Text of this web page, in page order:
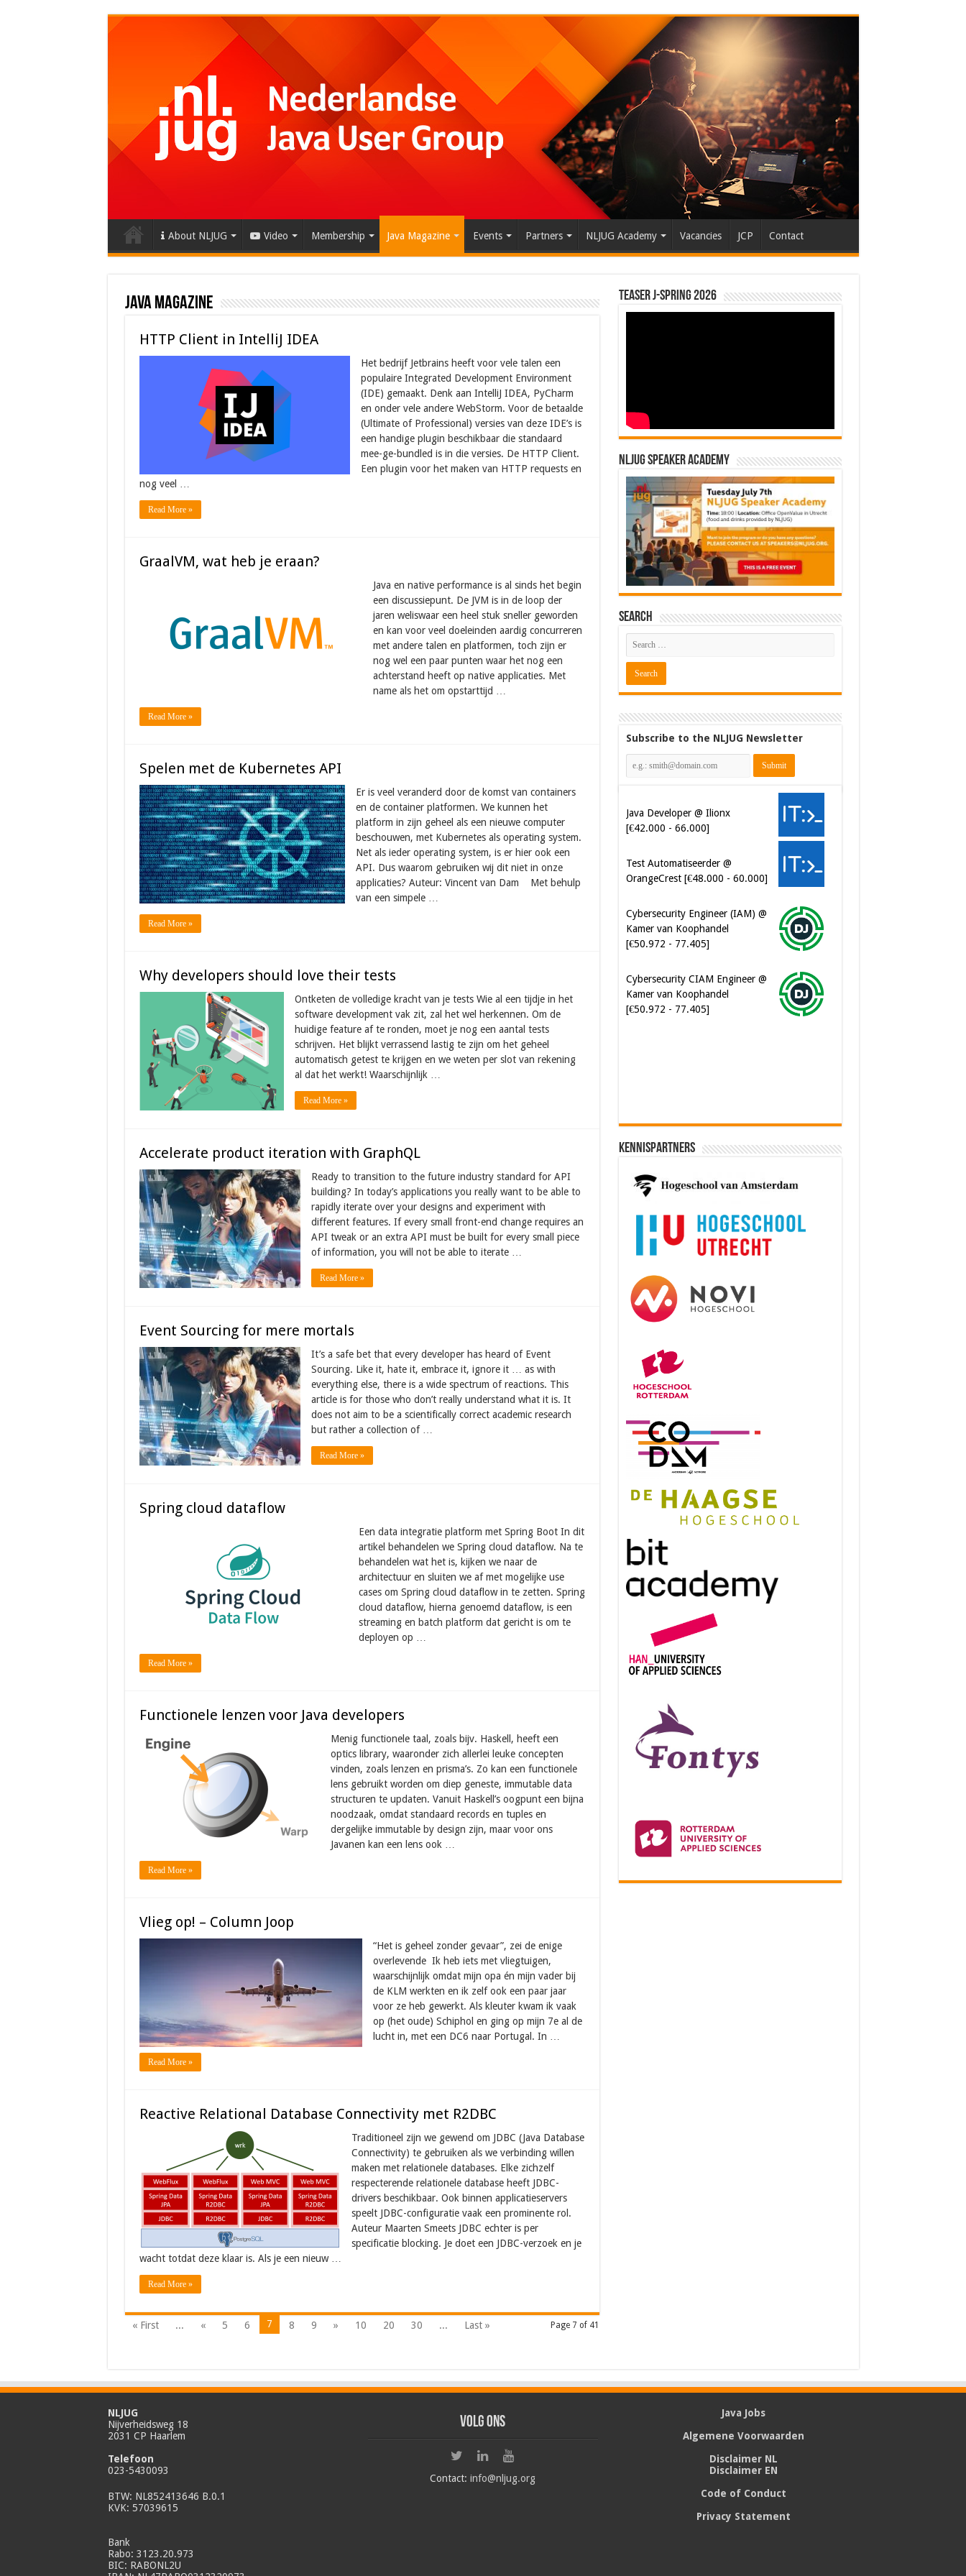
About NLJUG Video Membership Java Magazine Events Partners NLJUG Academy Vacancies JCP Contact
Java Magazine
HTTP Client in IntelliJ IDEA
Het bedrijf Jetbrains heeft voor vele talen een
populaire Integrated Development Environment
(IDE) gemaakt. Denk aan IntelliJ IDEA, PyCharm
en onder vele andere WebStorm. Voor de betaalde
(Ultimate of Professional) versies van deze IDE’s is
een handige plugin beschikbaar die standaard
mee-ge-bundled is in die versies. De HTTP Client.
Een plugin voor het maken van HTTP requests en
nog veel …
Read More »
GraalVM, wat heb je eraan?
Java en native performance is al sinds het begin
een discussiepunt. De JVM is in de loop der
jaren weliswaar een heel stuk sneller geworden
en kan voor veel doeleinden aardig concurreren
met andere talen en platformen, toch zijn er
nog wel een paar punten waar het nog een
achterstand heeft op native applicaties. Met
name als het om opstarttijd …
Read More »
Spelen met de Kubernetes API
Er is veel veranderd door de komst van containers
en de container platformen. We kunnen het
platform in zijn geheel als een nieuwe computer
beschouwen, met Kubernetes als operating system.
Net als ieder operating system, is er hier ook een
API. Dus waarom gebruiken wij dit niet in onze
applicaties? Auteur: Vincent van Dam Met behulp
van een simpele …
Read More »
Why developers should love their tests
Ontketen de volledige kracht van je tests Wie al een tijdje in het
software development vak zit, zal het wel herkennen. Om de
huidige feature af te ronden, moet je nog een aantal tests
schrijven. Het blijkt verrassend lastig te zijn om het geheel
automatisch getest te krijgen en we weten per slot van rekening
al dat het werkt! Waarschijnlijk …
Read More »
Accelerate product iteration with GraphQL
Ready to transition to the future industry standard for API
building? In today’s applications you really want to be able to
rapidly iterate over your designs and experiment with
different features. If every small front-end change requires an
API tweak or an extra API must be built for every small piece
of information, you will not be able to iterate …
Read More »
Event Sourcing for mere mortals
It’s a safe bet that every developer has heard of Event
Sourcing. Like it, hate it, embrace it, ignore it … as with
everything else, there is a wide spectrum of reactions. This
article is for those who don’t really understand what it is. It
does not aim to be a scientifically correct academic research
but rather a collection of …
Read More »
Spring cloud dataflow
Een data integratie platform met Spring Boot In dit
artikel behandelen we Spring cloud dataflow. Na te
behandelen wat het is, kijken we naar de
architectuur en sluiten we af met mogelijke use
cases om Spring cloud dataflow in te zetten. Spring
cloud dataflow, hierna genoemd dataflow, is een
streaming en batch platform dat gericht is om te
deployen op …
Read More »
Functionele lenzen voor Java developers
Menig functionele taal, zoals bijv. Haskell, heeft een
optics library, waaronder zich allerlei leuke concepten
vinden, zoals lenzen en prisma’s. Zo kan een functionele
lens gebruikt worden om diep geneste, immutable data
structuren te updaten. Vanuit Haskell’s oogpunt een bijna
noodzaak, omdat standaard records en tuples en
dergelijke immutable by design zijn, maar voor ons
Javanen kan een lens ook …
Read More »
Vlieg op! – Column Joop
“Het is geheel zonder gevaar”, zei de enige
overlevende Ik heb iets met vliegtuigen,
waarschijnlijk omdat mijn opa én mijn vader bij
de KLM werkten en ik zelf ook een paar jaar
voor ze heb gewerkt. Als kleuter kwam ik vaak
op (het oude) Schiphol en ging op mijn 7e al de
lucht in, met een DC6 naar Portugal. In …
Read More »
Reactive Relational Database Connectivity met R2DBC
Traditioneel zijn we gewend om JDBC (Java Database
Connectivity) te gebruiken als we verbinding willen
maken met relationele databases. Elke zichzelf
respecterende relationele database heeft JDBC-
drivers beschikbaar. Ook binnen applicatieservers
speelt JDBC-configuratie vaak een prominente rol.
Auteur Maarten Smeets JDBC echter is per
specificatie blocking. Je doet een JDBC-verzoek en je
wacht totdat deze klaar is. Als je een nieuw …
Read More »
Page 7 of 41
« First ... « 5 6 7 8 9 » 10 20 30 ... Last »
Teaser J-Spring 2026
NLJUG Speaker Academy
Search
Subscribe to the NLJUG Newsletter
[€42.000 - 66.000]
OrangeCrest [€48.000 - 60.000]
Kamer van Koophandel
[€50.972 - 77.405]
Kamer van Koophandel
[€50.972 - 77.405]
Kennispartners
NLJUG
Nijverheidsweg 18
2031 CP Haarlem
Telefoon
023-5430093
BTW: NL852413646 B.0.1
KVK: 57039615
Bank
Rabo: 3123.20.973
BIC: RABONL2U
Volg ons
Contact:info@nljug.org
Java Jobs
Algemene Voorwaarden
Disclaimer NL
Disclaimer EN
Code of Conduct
Privacy Statement